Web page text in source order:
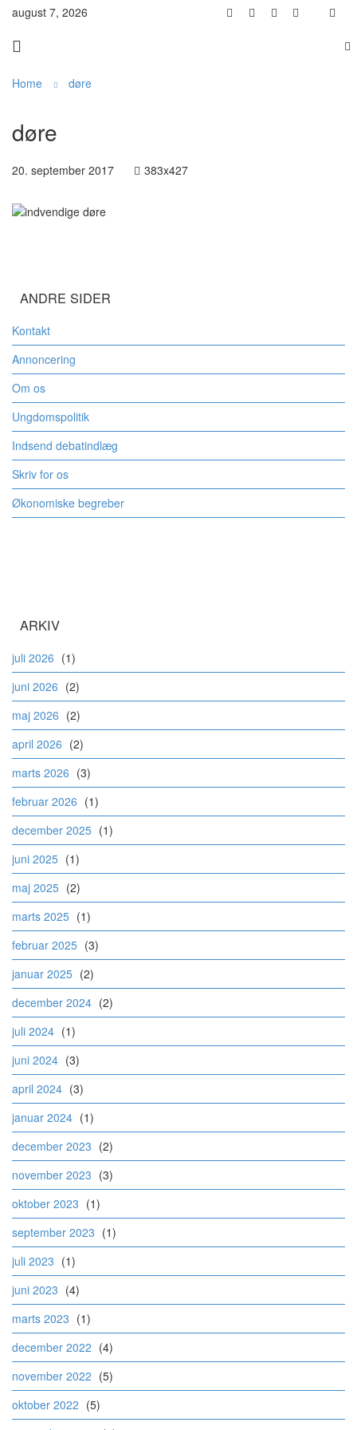
august 7, 2026
Home døre
døre
20. september 2017 383x427
ANDRE SIDER
Kontakt
Annoncering
Om os
Ungdomspolitik
Indsend debatindlæg
Skriv for os
Økonomiske begreber
ARKIV
juli 2026 (1)
juni 2026 (2)
maj 2026 (2)
april 2026 (2)
marts 2026 (3)
februar 2026 (1)
december 2025 (1)
juni 2025 (1)
maj 2025 (2)
marts 2025 (1)
februar 2025 (3)
januar 2025 (2)
december 2024 (2)
juli 2024 (1)
juni 2024 (3)
april 2024 (3)
januar 2024 (1)
december 2023 (2)
november 2023 (3)
oktober 2023 (1)
september 2023 (1)
juli 2023 (1)
juni 2023 (4)
marts 2023 (1)
december 2022 (4)
november 2022 (5)
oktober 2022 (5)